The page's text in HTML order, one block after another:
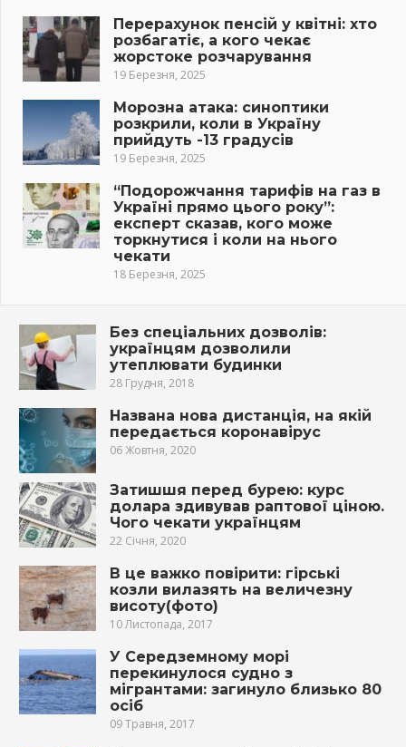
Перерахунок пенсій у квітні: хто
розбагатіє, а кого чекає
жорстоке розчарування
19 Березня, 2025
Морозна атака: синоптики
розкрили, коли в Україну
прийдуть -13 градусів
19 Березня, 2025
“Подорожчання тарифів на газ в
Україні прямо цього року”:
експерт сказав, кого може
торкнутися і коли на нього
чекати
18 Березня, 2025
Без спеціальних дозволів:
українцям дозволили
утеплювати будинки
28 Грудня, 2018
Названа нова дистанція, на якій
передається коронавірус
06 Жовтня, 2020
Затишшя перед бурею: курс
долара здивував раптової ціною.
Чого чекати українцям
22 Січня, 2020
В це важко повірити: гірські
козли вилазять на величезну
висоту(фото)
10 Листопада, 2017
У Середземному морі
перекинулося судно з
мігрантами: загинуло близько 80
осіб
09 Травня, 2017